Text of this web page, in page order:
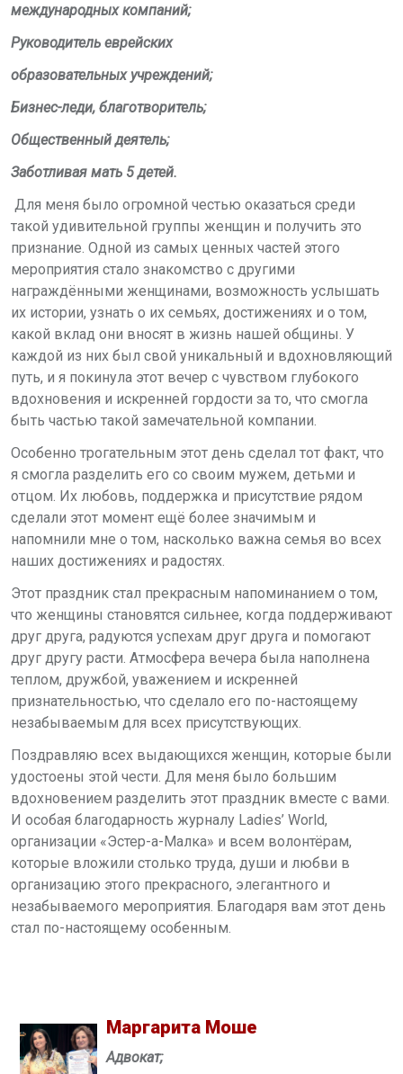
международных компаний;
Руководитель еврейских
образовательных учреждений;
Бизнес-леди, благотворитель;
Общественный деятель;
Заботливая мать 5 детей.
Для меня было огромной честью оказаться среди
такой удивительной группы женщин и получить это
признание. Одной из самых ценных частей этого
мероприятия стало знакомство с другими
награждёнными женщинами, возможность услышать
их истории, узнать о их семьях, достижениях и о том,
какой вклад они вносят в жизнь нашей общины. У
каждой из них был свой уникальный и вдохновляющий
путь, и я покинула этот вечер с чувством глубокого
вдохновения и искренней гордости за то, что смогла
быть частью такой замечательной компании.
Особенно трогательным этот день сделал тот факт, что
я смогла разделить его со своим мужем, детьми и
отцом. Их любовь, поддержка и присутствие рядом
сделали этот момент ещё более значимым и
напомнили мне о том, насколько важна семья во всех
наших достижениях и радостях.
Этот праздник стал прекрасным напоминанием о том,
что женщины становятся сильнее, когда поддерживают
друг друга, радуются успехам друг друга и помогают
друг другу расти. Атмосфера вечера была наполнена
теплом, дружбой, уважением и искренней
признательностью, что сделало его по-настоящему
незабываемым для всех присутствующих.
Поздравляю всех выдающихся женщин, которые были
удостоены этой чести. Для меня было большим
вдохновением разделить этот праздник вместе с вами.
И особая благодарность журналу Ladies’ World,
организации «Эстер-а-Малка» и всем волонтёрам,
которые вложили столько труда, души и любви в
организацию этого прекрасного, элегантного и
незабываемого мероприятия. Благодаря вам этот день
стал по-настоящему особенным.
Маргарита Моше
Адвокат;